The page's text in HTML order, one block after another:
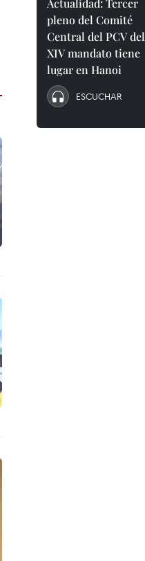
Actualidad: Tercer
pleno del Comité
Central del PCV del
XIV mandato tiene
lugar en Hanoi
ESCUCHAR